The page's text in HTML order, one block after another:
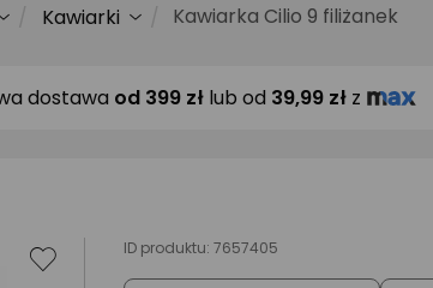
Kawiarki Kawiarka Cilio 9 filiżanek
dostawa od 399 zł lub od 39,99 zł z
ID produktu: 7657405